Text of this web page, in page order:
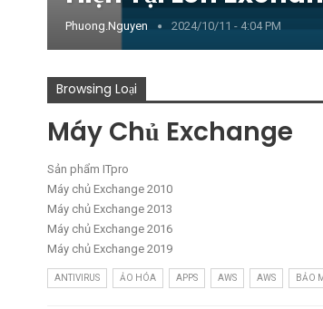
Phuong.nguyen 2024/10/11 - 4:04 PM
Browsing Loại
Máy Chủ Exchange
Sản phẩm ITpro
Máy chủ Exchange 2010
Máy chủ Exchange 2013
Máy chủ Exchange 2016
Máy chủ Exchange 2019
ANTIVIRUS ẢO HÓA APPS AWS AWS BẢO